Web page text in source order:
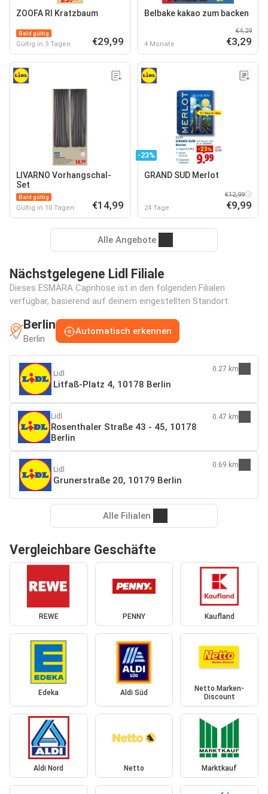
ZOOFA RI Kratzbaum
Bald gültig
Gültig in 3 Tagen €29,99
Belbake kakao zum backen
4 Monate
€4,29
€3,29
LIVARNO Vorhangschal-
Set
Bald gültig
Gültig in 10 Tagen €14,99
-23%
GRAND SUD Merlot
24 Tage
€12,99
€9,99
Alle Angebote
Nächstgelegene Lidl Filiale
Dieses ESMARA Caprihose ist in den folgenden Filialen
verfügbar, basierend auf deinem eingestellten Standort:
Berlin
Berlin
Automatisch erkennen
Lidl
Litfaß-Platz 4, 10178 Berlin
0.27 km
Lidl
Rosenthaler Straße 43 - 45, 10178
Berlin
0.47 km
Lidl
Grunerstraße 20, 10179 Berlin
0.69 km
Alle Filialen
Vergleichbare Geschäfte
REWE PENNY Kaufland
Edeka Aldi Süd
Netto Marken-
Discount
Aldi Nord Netto Marktkauf